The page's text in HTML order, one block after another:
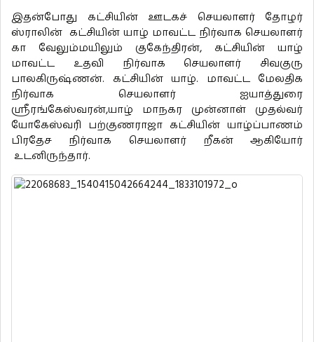
இதன்போது கட்சியின் ஊடகச் செயலாளர் தோழர்
ஸ்ராலின் கட்சியின் யாழ் மாவட்ட நிர்வாக செயலாளர்
கா வேலும்மயிலும் குகேந்திரன், கட்சியின் யாழ்
மாவட்ட உதவி நிர்வாக செயலாளர் சிவகுரு
பாலகிருஷ்ணன். கட்சியின் யாழ். மாவட்ட மேலதிக
நிர்வாக செயலாளர் ஐயாத்துரை
ஶ்ரீரங்கேஸ்வரன்,யாழ் மாநகர முன்னாள் முதல்வர்
யோகேஸ்வரி பற்குணராஜா கட்சியின் யாழ்ப்பாணம்
பிரதேச நிர்வாக செயலாளர் றீகன் ஆகியோர்
உடனிருந்தார்.